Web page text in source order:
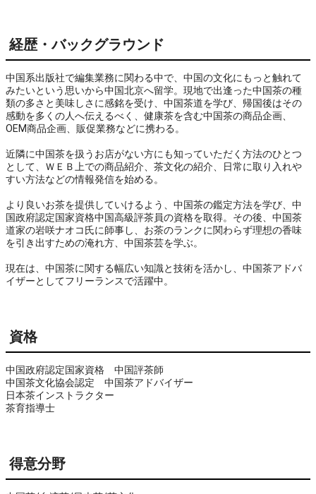
経歴・バックグラウンド
中国系出版社で編集業務に関わる中で、中国の文化にもっと触れて
みたいという思いから中国北京へ留学。現地で出逢った中国茶の種
類の多さと美味しさに感銘を受け、中国茶道を学び、帰国後はその
感動を多くの人へ伝えるべく、健康茶を含む中国茶の商品企画、
OEM商品企画、販促業務などに携わる。
近隣に中国茶を扱うお店がない方にも知っていただく方法のひとつ
として、ＷＥＢ上での商品紹介、茶文化の紹介、日常に取り入れや
すい方法などの情報発信を始める。
より良いお茶を提供していけるよう、中国茶の鑑定方法を学び、中
国政府認定国家資格中国高級評茶員の資格を取得。その後、中国茶
道家の岩咲ナオコ氏に師事し、お茶のランクに関わらず理想の香味
を引き出すための淹れ方、中国茶芸を学ぶ。
現在は、中国茶に関する幅広い知識と技術を活かし、中国茶アドバ
イザーとしてフリーランスで活躍中。
資格
中国政府認定国家資格　中国評茶師
中国茶文化協会認定　中国茶アドバイザー
日本茶インストラクター
茶育指導士
得意分野